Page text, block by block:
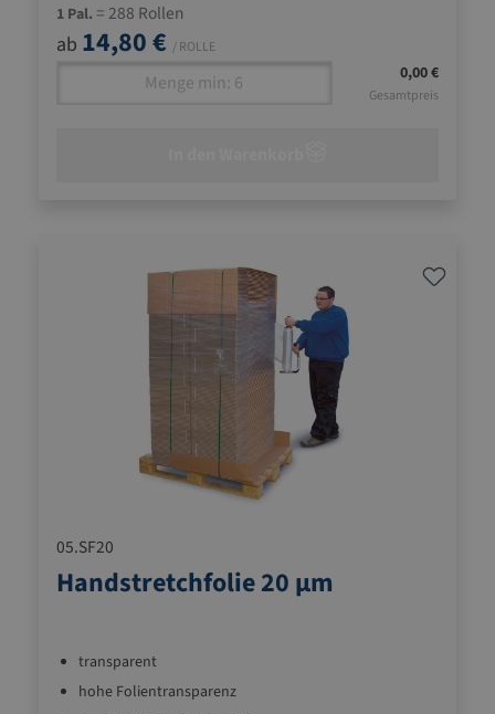
1 Pal. = 288 Rollen
ab 14,80 € / ROLLE
0,00 €
Gesamtpreis
05.SF20
Handstretchfolie 20 µm
transparent
hohe Folientransparenz